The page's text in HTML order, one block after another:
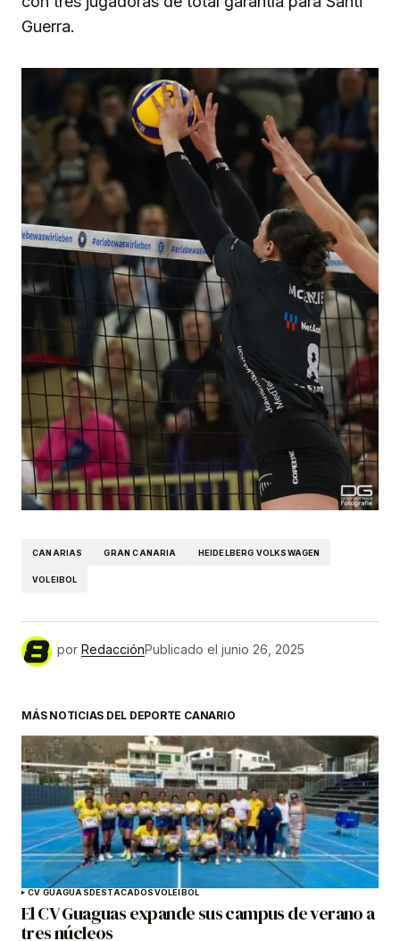
Guerra.
CANARIAS GRAN CANARIA HEIDELBERG VOLKSWAGEN
VOLEIBOL
por RedacciónPublicado el junio 26, 2025
MÁS NOTICIAS DEL DEPORTE CANARIO
CV GUAGUASDESTACADOSVOLEIBOL
El CV Guaguas expande sus campus de verano a
tres núcleos